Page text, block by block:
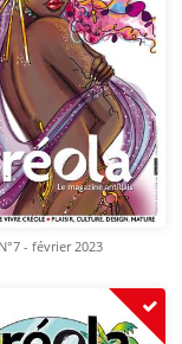
N°7 - février 2023